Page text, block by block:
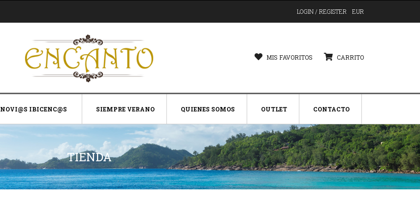
LOGIN / REGISTER EUR
MIS FAVORITOS CARRITO
NOVI@S IBICENC@S SIEMPRE VERANO QUIENES SOMOS OUTLET CONTACTO
TIENDA